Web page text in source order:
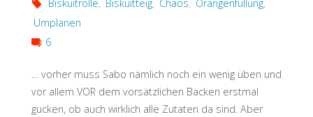
Biskuitrolle, Biskuitteig, Chaos, Orangenfüllung,
Umplanen
6
… vorher muss Sabo nämlich noch ein wenig üben und
vor allem VOR dem vorsätzlichen Backen erstmal
gucken, ob auch wirklich alle Zutaten da sind. Aber